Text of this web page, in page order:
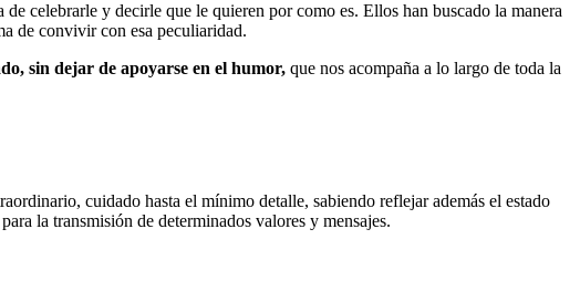
celebrarle y decirle que le quieren por como es. Ellos han buscado la manera
de convivir con esa peculiaridad.
sin dejar de apoyarse en el humor, que nos acompaña a lo largo de toda la
cuidado hasta el mínimo detalle, sabiendo reflejar además el estado
la transmisión de determinados valores y mensajes.